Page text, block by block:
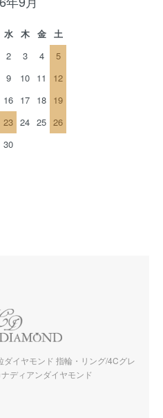
水 木 金
土
2 3 4
5
9 10 11
12
16 17 18 19
23 24 25 26
30
ダイヤモンド 指輪・リング/4Cグレ
ディアンダイヤモンド